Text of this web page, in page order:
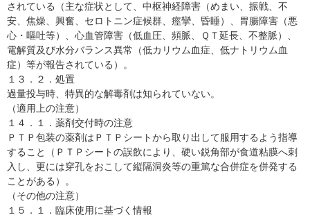
されている（主な症状として、中枢神経障害（めまい、振戦、不
安、焦燥、興奮、セロトニン症候群、痙攣、昏睡）、胃腸障害（悪
心・嘔吐等）、心血管障害（低血圧、頻脈、ＱＴ延長、不整脈）、
電解質及び水分バランス異常（低カリウム血症、低ナトリウム血
症）等が報告されている）。
１３．２．処置
過量投与時、特異的な解毒剤は知られていない。
（適用上の注意）
１４．１．薬剤交付時の注意
ＰＴＰ包装の薬剤はＰＴＰシートから取り出して服用するよう指導
すること（ＰＴＰシートの誤飲により、硬い鋭角部が食道粘膜へ刺
入し、更には穿孔をおこして縦隔洞炎等の重篤な合併症を併発する
ことがある）。
（その他の注意）
１５．１．臨床使用に基づく情報